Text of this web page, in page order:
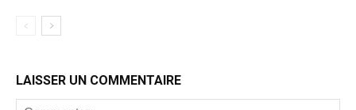
LAISSER UN COMMENTAIRE